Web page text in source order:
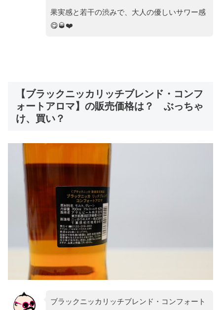
果実感と若干の渋みで、大人の優しいサワー感
😋🥃❤️
【ブラックニッカリッチブレンド・コンフ
ォートアロマ】の販売価格は？ ぶっちゃ
け、買い？
ブラックニッカリッチブレンド・コンフォート